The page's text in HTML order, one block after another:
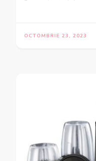
OCTOMBRIE 23, 2023